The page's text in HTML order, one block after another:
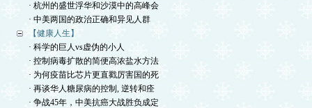
· 杭州的盛世浮华和沙漠中的高峰会
· 中美两国的政治正确和异见人群
【健康人生】
· 科学的巨人vs虚伪的小人
· 控制病毒扩散的简便高浓盐水方法
· 为何疫苗比芯片更直戳厉害国的死
· 再谈华人糖尿病的控制, 逆转和痊
· 争战45年，中美抗癌大战胜负成定